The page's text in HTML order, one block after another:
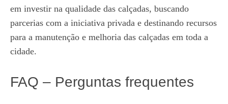
em investir na qualidade das calçadas, buscando
parcerias com a iniciativa privada e destinando recursos
para a manutenção e melhoria das calçadas em toda a
cidade.
FAQ – Perguntas frequentes